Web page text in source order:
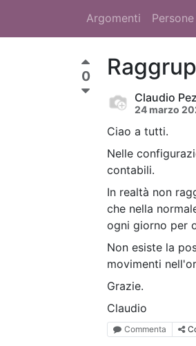
Argomenti Persone
0
Claudio
24 marzo
Ciao a tutti.
Nelle
contabili.
In realtà non
che nella
ogni giorno per
Non esiste la
movimenti
Grazie.
Claudio
Commenta